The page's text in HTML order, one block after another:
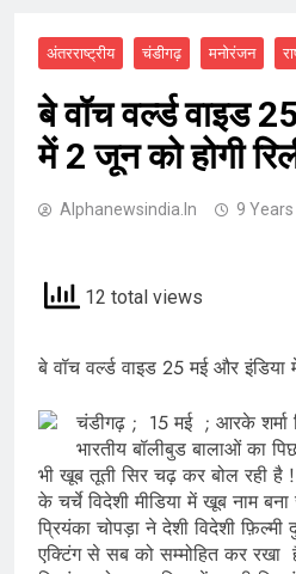
अंतरराष्ट्रीय चंडीगढ़ मनोरंजन
बे वॉच वर्ल्ड वाइड
में 2 जून को होगी
Alphanewsindia.in 9
12 total views
बे वॉच वर्ल्ड वाइड 25 मई और
चंडीगढ़ ; 15 मई ; आरके शर्मा
भारतीय बॉलीबुड बालाओं का
भी खूब तूती सिर चढ़ कर बोल रही है
के चर्चे विदेशी मीडिया में खूब नाम बना
प्रियंका चोपड़ा ने देशी विदेशी
एक्टिंग से सब को सम्मोहित कर रखा